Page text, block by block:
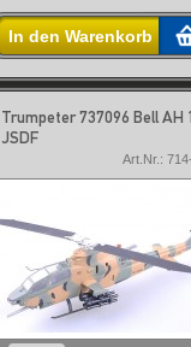
In den Warenkorb
Trumpeter 737096 Bell AH
JSDF
Art.Nr.: